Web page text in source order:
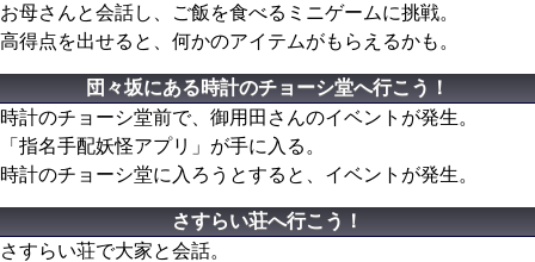
お母さんと会話し、ご飯を食べるミニゲームに挑戦。
高得点を出せると、何かのアイテムがもらえるかも。
団々坂にある時計のチョーシ堂へ行こう！
時計のチョーシ堂前で、御用田さんのイベントが発生。
「指名手配妖怪アプリ」が手に入る。
時計のチョーシ堂に入ろうとすると、イベントが発生。
さすらい荘へ行こう！
さすらい荘で大家と会話。